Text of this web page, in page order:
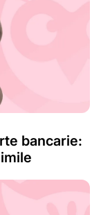
bancarie: